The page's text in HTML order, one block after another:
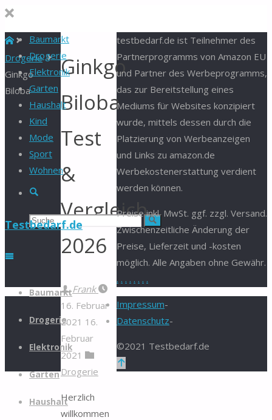
Baumarkt
Drogerie
Elektronik
Garten
Haushalt
Kind
Mode
Sport
Wohnen
Suche
Suchen Suche
Testbedarf.de
Zum
springen
Baumarkt
Drogerie
Elektronik
Garten
Haushalt
Start
Drogerie
Ginkgo
Biloba
Ginkgo
Biloba
Test
&
Vergleich
2026
Frank
16. Februar
2021 16.
Februar
2021
Drogerie
Herzlich
willkommen
testbedarf.de ist Teilnehmer des
Partnerprogramms von Amazon EU
und Partner des Werbeprogramms,
das zur Bereitstellung eines
Mediums für Websites konzipiert
wurde, mittels dessen durch die
Platzierung von Werbeanzeigen
und Links zu amazon.de
Werbekostenerstattung verdient
werden können.
Preise inkl. MwSt. ggf. zzgl. Versand.
Zwischenzeitliche Änderung der
Preise, Lieferzeit und -kosten
möglich. Alle Angaben ohne Gewähr.
. . . . . . . .
Impressum-
Datenschutz-
©2021 Testbedarf.de
Zurück